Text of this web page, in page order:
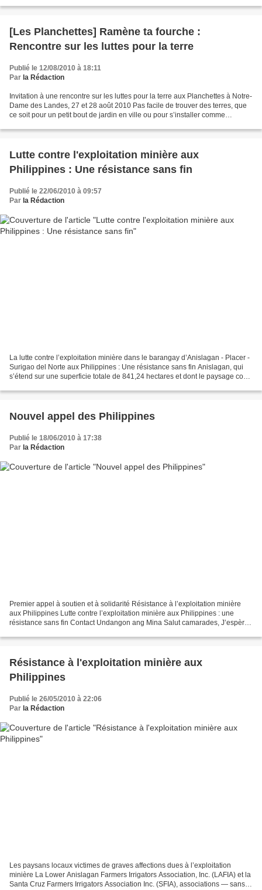
[Les Planchettes] Ramène ta fourche :
Rencontre sur les luttes pour la terre
Publié le 12/08/2010 à 18:11
Par la Rédaction
Invitation à une rencontre sur les luttes pour la terre aux Planchettes à Notre-
Dame des Landes, 27 et 28 août 2010 Pas facile de trouver des terres, que
ce soit pour un petit bout de jardin en ville ou pour s’installer comme
Lutte contre l'exploitation minière aux
Philippines : Une résistance sans fin
Publié le 22/06/2010 à 09:57
Par la Rédaction
La lutte contre l’exploitation minière dans le barangay d’Anislagan - Placer -
Surigao del Norte aux Philippines : Une résistance sans fin Anislagan, qui
s’étend sur une superficie totale de 841,24 hectares et dont le paysage court
Nouvel appel des Philippines
Publié le 18/06/2010 à 17:38
Par la Rédaction
Premier appel à soutien et à solidarité Résistance à l’exploitation minière
aux Philippines Lutte contre l’exploitation minière aux Philippines : une
résistance sans fin Contact Undangon ang Mina Salut camarades, J’espère
Résistance à l'exploitation minière aux
Philippines
Publié le 26/05/2010 à 22:06
Par la Rédaction
Les paysans locaux victimes de graves affections dues à l’exploitation
minière La Lower Anislagan Farmers Irrigators Association, Inc. (LAFIA) et la
Santa Cruz Farmers Irrigators Association Inc. (SFIA), associations — sans